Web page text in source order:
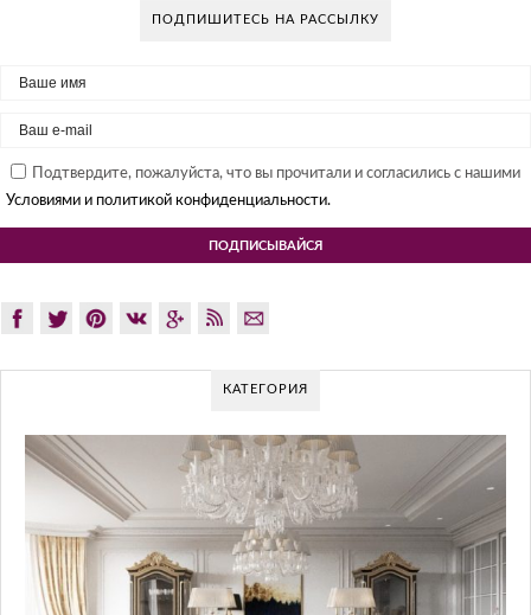
ПОДПИШИТЕСЬ НА РАССЫЛКУ
Подтвердите, пожалуйста, что вы прочитали и согласились с нашими
Условиями и политикой конфиденциальности.
КАТЕГОРИЯ